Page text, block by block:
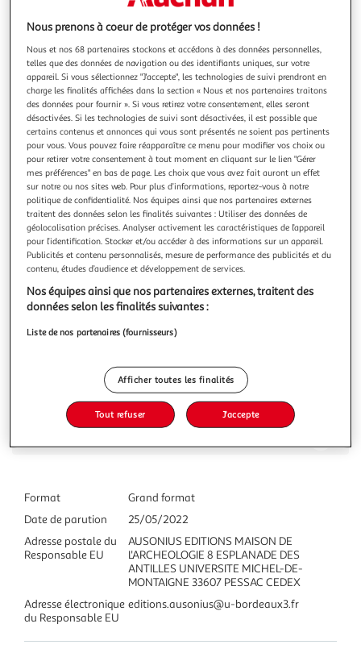
ATLAS HISTORIQUE DE BESANCON. COFFRET EN 2
VOLUMES : TOME 1, NOTICE GENERALE ; TOME 2,
SITES ET MONUMENTS. AVEC 1 PLAN HISTORIQUE,
Bassi Marie-laure
Auteur : Bassi Marie-laureEditeur : AUSONIUSDate de
parution : 14/08/2024Nombre de pages : 1061Dimensions :
31.2 x 21.8 x 7.0
En savoir +
Afficher le prix
Format
Grand format
Date de parution
25/05/2022
Adresse postale du
Responsable EU
AUSONIUS EDITIONS MAISON DE
L'ARCHEOLOGIE 8 ESPLANADE DES
ANTILLES UNIVERSITE MICHEL-DE-
MONTAIGNE 33607 PESSAC CEDEX
Adresse électronique
du Responsable EU
editions.ausonius@u-bordeaux3.fr
Nous prenons à coeur de protéger vos données !
Nous et nos 68 partenaires stockons et accédons à des données personnelles,
telles que des données de navigation ou des identifiants uniques, sur votre
appareil. Si vous sélectionnez "J'accepte", les technologies de suivi prendront en
charge les finalités affichées dans la section « Nous et nos partenaires traitons
des données pour fournir ». Si vous retirez votre consentement, elles seront
désactivées. Si les technologies de suivi sont désactivées, il est possible que
certains contenus et annonces qui vous sont présentés ne soient pas pertinents
pour vous. Vous pouvez faire réapparaître ce menu pour modifier vos choix ou
pour retirer votre consentement à tout moment en cliquant sur le lien "Gérer
mes préférences" en bas de page. Les choix que vous avez fait auront un effet
sur notre ou nos sites web. Pour plus d’informations, reportez-vous à notre
politique de confidentialité. Nos équipes ainsi que nos partenaires externes
traitent des données selon les finalités suivantes : Utiliser des données de
géolocalisation précises. Analyser activement les caractéristiques de l’appareil
pour l’identification. Stocker et/ou accéder à des informations sur un appareil.
Publicités et contenu personnalisés, mesure de performance des publicités et du
contenu, études d’audience et développement de services.
Nos équipes ainsi que nos partenaires externes, traitent des
données selon les finalités suivantes :
Liste de nos partenaires (fournisseurs)
Afficher toutes les finalités
Tout refuser J'accepte